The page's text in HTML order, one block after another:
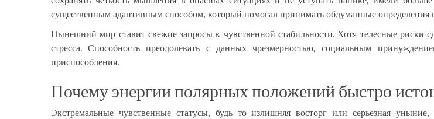
существенным адаптивным способом, который помогал принимать обдуманные определения
Нынешний мир ставит свежие запросы к чувственной стабильности. Хотя телесные риски
стресса. Способность преодолевать с данных чрезмерностью, социальным
приспособления.
Почему энергии полярных положений быстро
Экстремальные чувственные статусы, будь то излишняя восторг или серьезная